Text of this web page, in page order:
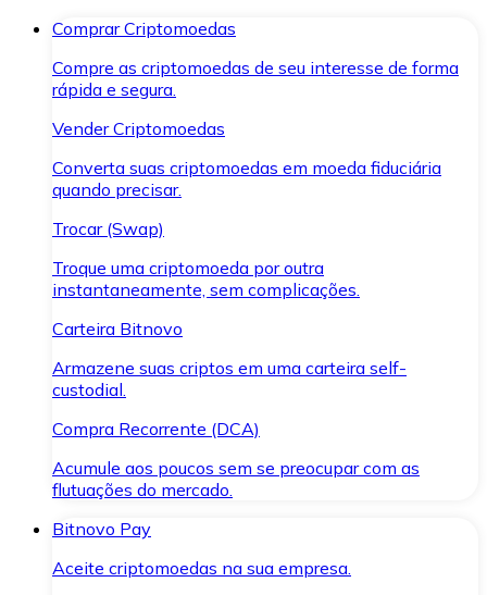
Comprar Criptomoedas
Compre as criptomoedas de seu interesse de forma
rápida e segura.
Vender Criptomoedas
Converta suas criptomoedas em moeda fiduciária
quando precisar.
Trocar (Swap)
Troque uma criptomoeda por outra
instantaneamente, sem complicações.
Carteira Bitnovo
Armazene suas criptos em uma carteira self-
custodial.
Compra Recorrente (DCA)
Acumule aos poucos sem se preocupar com as
flutuações do mercado.
Bitnovo Pay
Aceite criptomoedas na sua empresa.